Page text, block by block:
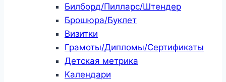
Билборд/Пилларс/Штендер
Брошюра/Буклет
Визитки
Грамоты/Дипломы/Сертификаты
Детская метрика
Календари